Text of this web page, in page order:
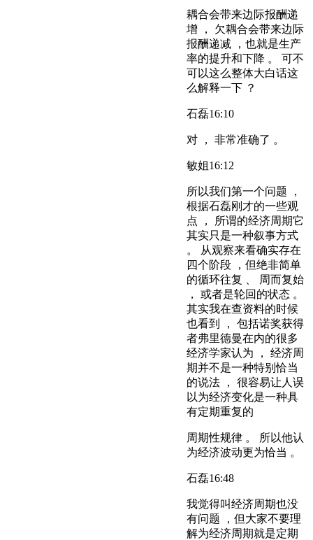
耦合会带来边际报酬递
增 ， 欠耦合会带来边际
报酬递减 ，也就是生产
率的提升和下降 。 可不
可以这么整体大白话这
么解释一下 ？
石磊16:10
对 ， 非常准确了 。
敏姐16:12
所以我们第一个问题 ，
根据石磊刚才的一些观
点 ， 所谓的经济周期它
其实只是一种叙事方式
。 从观察来看确实存在
四个阶段 ，但绝非简单
的循环往复 、 周而复始
， 或者是轮回的状态 。
其实我在查资料的时候
也看到 ， 包括诺奖获得
者弗里德曼在内的很多
经济学家认为 ， 经济周
期并不是一种特别恰当
的说法 ， 很容易让人误
以为经济变化是一种具
有定期重复的
周期性规律 。 所以他认
为经济波动更为恰当 。
石磊16:48
我觉得叫经济周期也没
有问题 ，但大家不要理
解为经济周期就是定期